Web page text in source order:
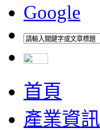
Google
首頁
產業資訊